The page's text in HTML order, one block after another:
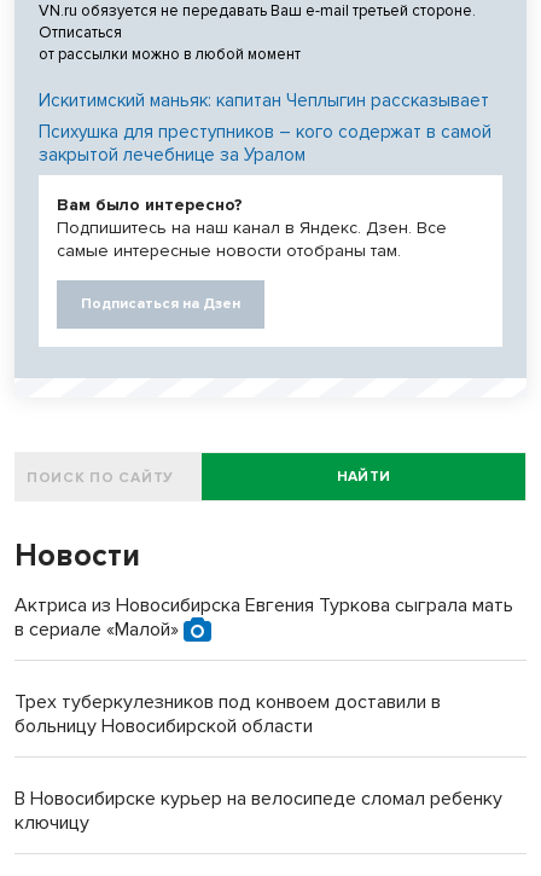
VN.ru обязуется не передавать Ваш e-mail третьей стороне.
Отписаться
от рассылки можно в любой момент
Искитимский маньяк: капитан Чеплыгин рассказывает
Психушка для преступников – кого содержат в самой
закрытой лечебнице за Уралом
Вам было интересно?
Подпишитесь на наш канал в Яндекс. Дзен. Все
самые интересные новости отобраны там.
Подписаться на Дзен
НАЙТИ
Новости
Актриса из Новосибирска Евгения Туркова сыграла мать
в сериале «Малой»
Трех туберкулезников под конвоем доставили в
больницу Новосибирской области
В Новосибирске курьер на велосипеде сломал ребенку
ключицу